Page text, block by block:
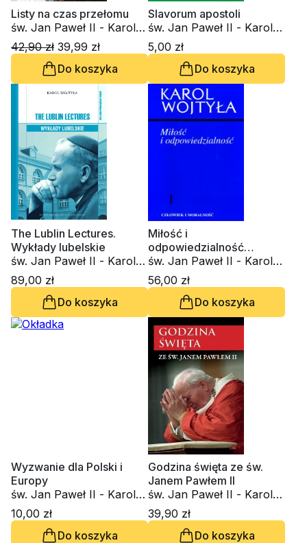
Listy na czas przełomu
św. Jan Paweł II - Karol
Wojtyła, kard. Stefan
Wyszyński
42,90 zł 39,99 zł
Do koszyka
Slavorum apostoli
św. Jan Paweł II - Karol
Wojtyła
5,00 zł
Do koszyka
The Lublin Lectures.
Wykłady lubelskie
św. Jan Paweł II - Karol
Wojtyła
89,00 zł
Do koszyka
Miłość i
odpowiedzialność
(twarda oprawa)
św. Jan Paweł II - Karol
Wojtyła
56,00 zł
Do koszyka
Wyzwanie dla Polski i
Europy
św. Jan Paweł II - Karol
Wojtyła
10,00 zł
Do koszyka
Godzina święta ze św.
Janem Pawłem II
św. Jan Paweł II - Karol
Wojtyła
39,90 zł
Do koszyka